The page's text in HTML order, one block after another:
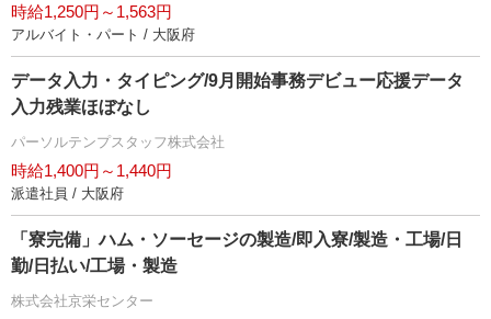
時給1,250円～1,563円
アルバイト・パート / 大阪府
データ入力・タイピング/9月開始事務デビュー応援データ
入力残業ほぼなし
パーソルテンプスタッフ株式会社
時給1,400円～1,440円
派遣社員 / 大阪府
「寮完備」ハム・ソーセージの製造/即入寮/製造・工場/日
勤/日払い/工場・製造
株式会社京栄センター